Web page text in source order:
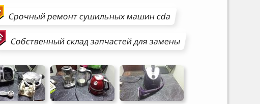
Срочный ремонтсушильных машинcda
Собственный склад запчастей для замены